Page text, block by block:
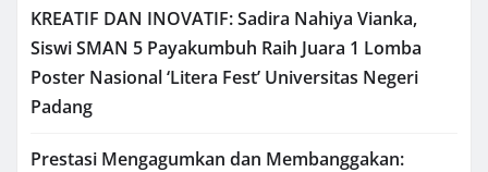
KREATIF DAN INOVATIF: Sadira Nahiya Vianka,
Siswi SMAN 5 Payakumbuh Raih Juara 1 Lomba
Poster Nasional ‘Litera Fest’ Universitas Negeri
Padang
Prestasi Mengagumkan dan Membanggakan: